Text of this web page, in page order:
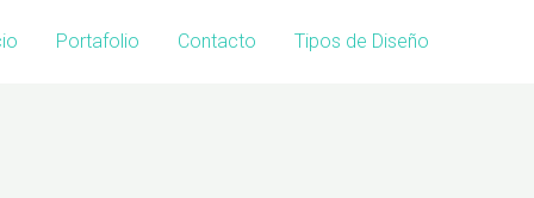
Portafolio Contacto Tipos de Diseño